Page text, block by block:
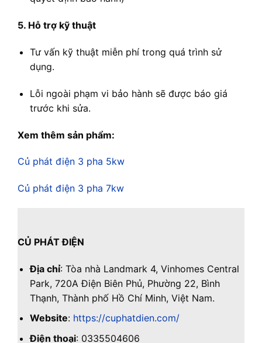
5. Hỗ trợ kỹ thuật
Tư vấn kỹ thuật miễn phí trong quá trình sử
dụng.
Lỗi ngoài phạm vi bảo hành sẽ được báo giá
trước khi sửa.
Xem thêm sản phẩm:
Củ phát điện 3 pha 5kw
Củ phát điện 3 pha 7kw
CỦ PHÁT ĐIỆN
Địa chỉ: Tòa nhà Landmark 4, Vinhomes Central
Park, 720A Điện Biên Phủ, Phường 22, Bình
Thạnh, Thành phố Hồ Chí Minh, Việt Nam.
Website: https://cuphatdien.com/
Điện thoại: 0335504606